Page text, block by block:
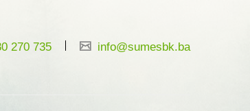
270 735 info@sumesbk.ba